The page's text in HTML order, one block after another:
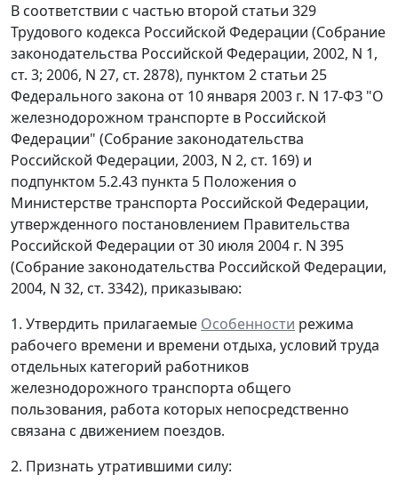
В соответствии с частью второй статьи 329
Трудового кодекса Российской Федерации (Собрание
законодательства Российской Федерации, 2002, N 1,
ст. 3; 2006, N 27, ст. 2878), пунктом 2 статьи 25
Федерального закона от 10 января 2003 г. N 17-ФЗ "О
железнодорожном транспорте в Российской
Федерации" (Собрание законодательства
Российской Федерации, 2003, N 2, ст. 169) и
подпунктом 5.2.43 пункта 5 Положения о
Министерстве транспорта Российской Федерации,
утвержденного постановлением Правительства
Российской Федерации от 30 июля 2004 г. N 395
(Собрание законодательства Российской Федерации,
2004, N 32, ст. 3342), приказываю:
1. Утвердить прилагаемые Особенности режима
рабочего времени и времени отдыха, условий труда
отдельных категорий работников
железнодорожного транспорта общего
пользования, работа которых непосредственно
связана с движением поездов.
2. Признать утратившими силу: